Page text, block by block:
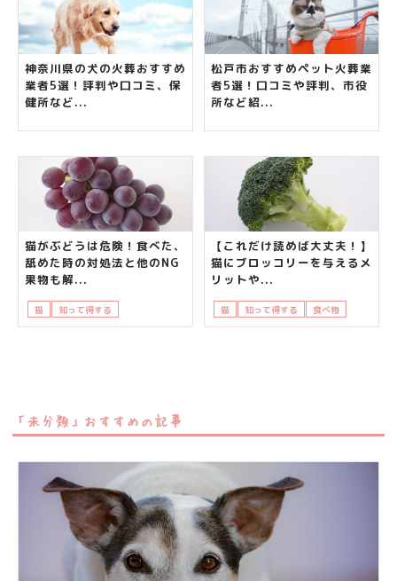
神奈川県の犬の火葬おすすめ
業者5選！評判や口コミ、保
健所など...
松戸市おすすめペット火葬業
者5選！口コミや評判、市役
所など紹...
猫がぶどうは危険！食べた、
舐めた時の対処法と他のNG
果物も解...
猫 知って得する
【これだけ読めば大丈夫！】
猫にブロッコリーを与えるメ
リットや...
猫 知って得する 食べ物
「未分類」おすすめの記事